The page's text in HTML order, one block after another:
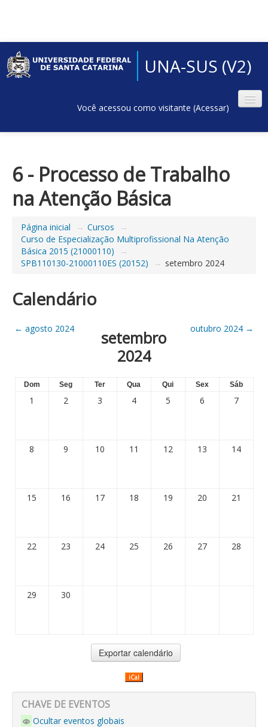
UNA-SUS (V2)
Você acessou como visitante (Acessar)
6 - Processo de Trabalho
na Atenção Básica
Página inicial → Cursos
→
Curso de Especialização Multiprofissional Na Atenção
Básica 2015 (21000110)
→
SPB110130-21000110ES (20152)
→ setembro 2024
Calendário
← agosto 2024
setembro
2024
outubro 2024 →
Dom Seg Ter Qua Qui Sex Sáb
1 2 3 4 5 6 7
8 9 10 11 12 13 14
15 16 17 18 19 20 21
22 23 24 25 26 27 28
29 30
iCal
CHAVE DE EVENTOS
Ocultar eventos globais